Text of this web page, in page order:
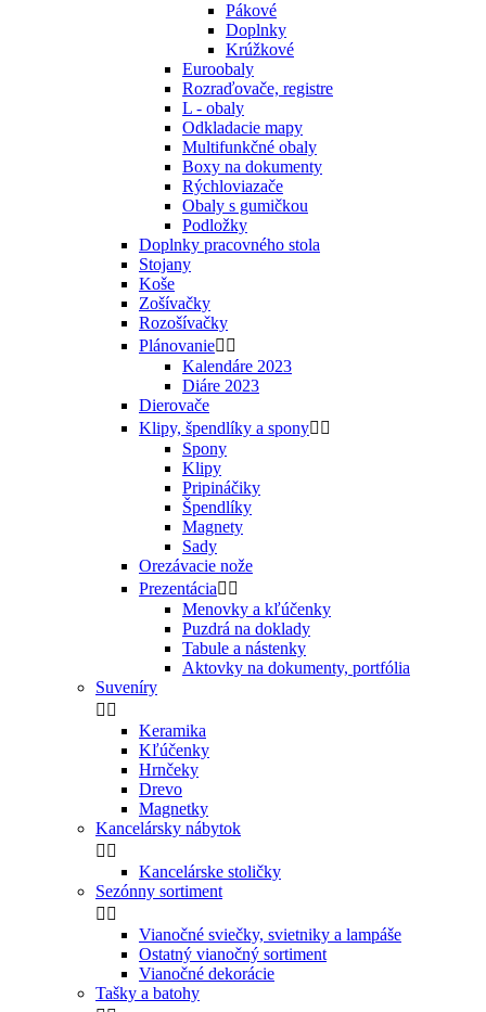
Pákové
Doplnky
Krúžkové
Euroobaly
Rozraďovače, registre
L - obaly
Odkladacie mapy
Multifunkčné obaly
Boxy na dokumenty
Rýchloviazače
Obaly s gumičkou
Podložky
Doplnky pracovného stola
Stojany
Koše
Zošívačky
Rozošívačky
Plánovanie 
Kalendáre 2023
Diáre 2023
Dierovače
Klipy, špendlíky a spony 
Spony
Klipy
Pripináčiky
Špendlíky
Magnety
Sady
Orezávacie nože
Prezentácia 
Menovky a kľúčenky
Puzdrá na doklady
Tabule a nástenky
Aktovky na dokumenty, portfólia
Suveníry
 
Keramika
Kľúčenky
Hrnčeky
Drevo
Magnetky
Kancelársky nábytok
 
Kancelárske stoličky
Sezónny sortiment
 
Vianočné sviečky, svietniky a lampáše
Ostatný vianočný sortiment
Vianočné dekorácie
Tašky a batohy